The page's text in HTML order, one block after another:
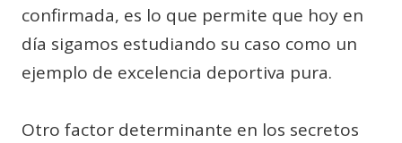
confirmada, es lo que permite que hoy en
día sigamos estudiando su caso como un
ejemplo de excelencia deportiva pura.
Otro factor determinante en los secretos